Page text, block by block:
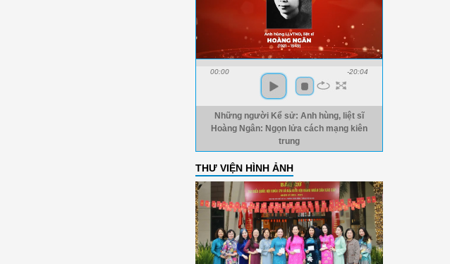
00:00 -20:04
Những người Kể sử: Anh hùng, liệt sĩ
Hoàng Ngân: Ngọn lửa cách mạng kiên
trung
THƯ VIỆN HÌNH ẢNH